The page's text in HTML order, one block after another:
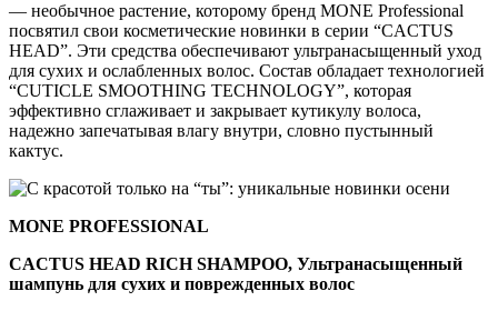
— необычное растение, которому бренд MONE Professional
посвятил свои косметические новинки в серии “CACTUS
HEAD”. Эти средства обеспечивают ультранасыщенный уход
для сухих и ослабленных волос. Состав обладает технологией
“CUTICLE SMOOTHING TECHNOLOGY”, которая
эффективно сглаживает и закрывает кутикулу волоса,
надежно запечатывая влагу внутри, словно пустынный
кактус.
MONE PROFESSIONAL
CACTUS HEAD RICH SHAMPOO, Ультранасыщенный
шампунь для сухих и поврежденных волос